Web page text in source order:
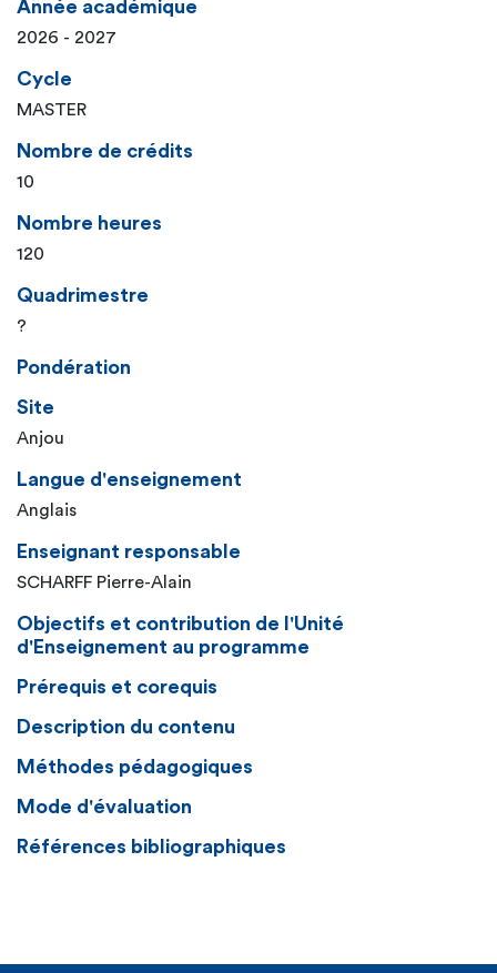
Année académique
2026 - 2027
Cycle
MASTER
Nombre de crédits
10
Nombre heures
120
Quadrimestre
?
Pondération
Site
Anjou
Langue d'enseignement
Anglais
Enseignant responsable
SCHARFF Pierre-Alain
Objectifs et contribution de l'Unité
d'Enseignement au programme
Prérequis et corequis
Description du contenu
Méthodes pédagogiques
Mode d'évaluation
Références bibliographiques